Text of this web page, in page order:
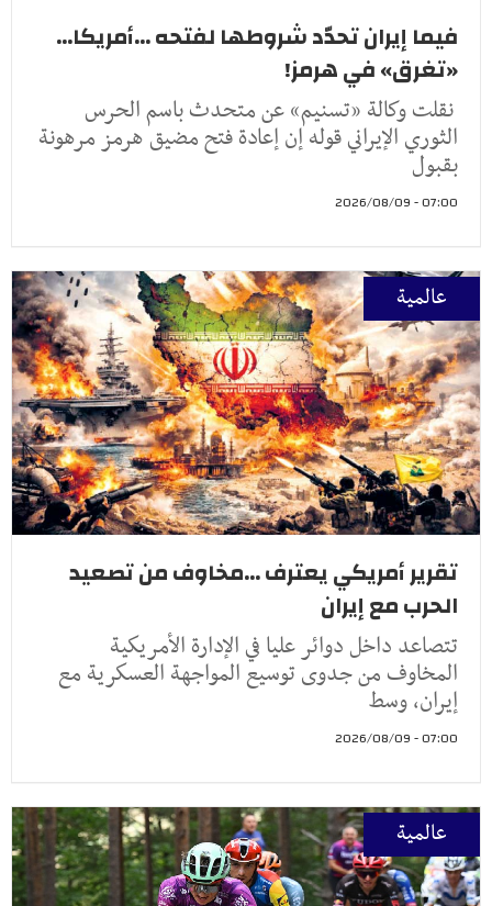
فيما إيران تحدّد شروطها لفتحه ...أمريكا...
«تغرق» في هرمز!
نقلت وكالة «تسنيم» عن متحدث باسم الحرس
الثوري الإيراني قوله إن إعادة فتح مضيق هرمز مرهونة
بقبول
07:00 - 2026/08/09
عالمية
تقرير أمريكي يعترف ...مخاوف من تصعيد
الحرب مع إيران
تتصاعد داخل دوائر عليا في الإدارة الأمريكية
المخاوف من جدوى توسيع المواجهة العسكرية مع
إيران، وسط
07:00 - 2026/08/09
عالمية